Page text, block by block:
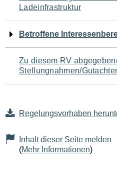
für
den
Seiteninhalt
Ladeinfrastruktur
Betroffene
Zu diesem RV
Stellungnahmen/
Regelungsvorhaben
Inhalt dieser Seite melden
(Mehr Informationen)